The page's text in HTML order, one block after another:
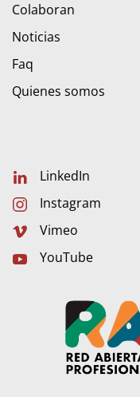
Colaboran
Noticias
Faq
Quienes somos
LinkedIn
Instagram
Vimeo
YouTube